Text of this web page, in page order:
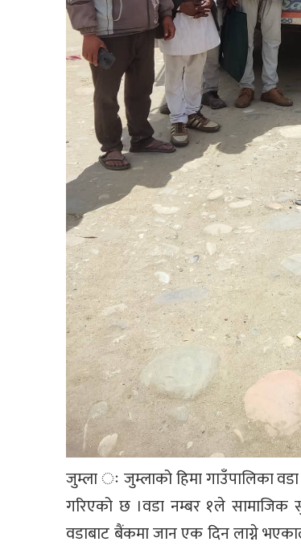
जुम्ला ः जुम्लाको हिमा गाउँपालिका वडा
गरिएको छ ।वडा नम्बर १ले सामाजिक
वडाबाट बैंकमा जान एक दिन लाग्ने